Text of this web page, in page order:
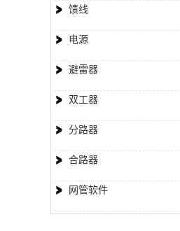
馈线
电源
避雷器
双工器
分路器
合路器
网管软件